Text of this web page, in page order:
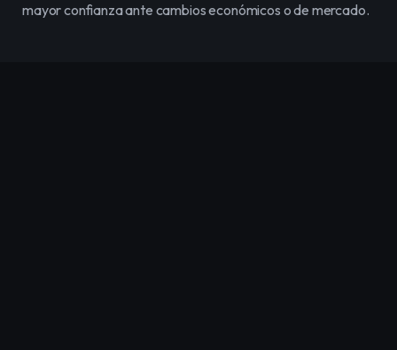
mayor confianza ante cambios económicos o de mercado.